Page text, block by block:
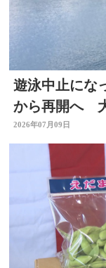
遊泳中止にな
から再開へ
る 大分
2026年07月09日